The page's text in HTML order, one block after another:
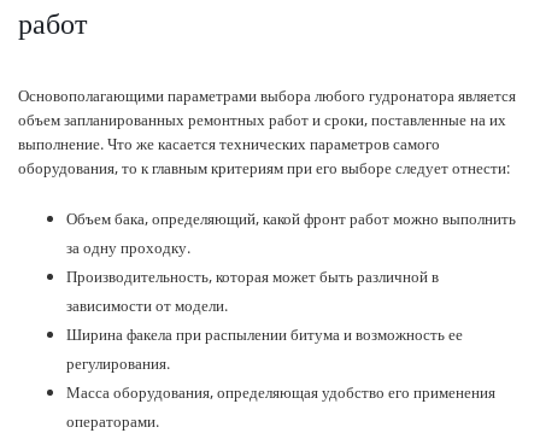
работ
Основополагающими параметрами выбора любого гудронатора является
объем запланированных ремонтных работ и сроки, поставленные на их
выполнение. Что же касается технических параметров самого
оборудования, то к главным критериям при его выборе следует отнести:
Объем бака, определяющий, какой фронт работ можно выполнить
за одну проходку.
Производительность, которая может быть различной в
зависимости от модели.
Ширина факела при распылении битума и возможность ее
регулирования.
Масса оборудования, определяющая удобство его применения
операторами.